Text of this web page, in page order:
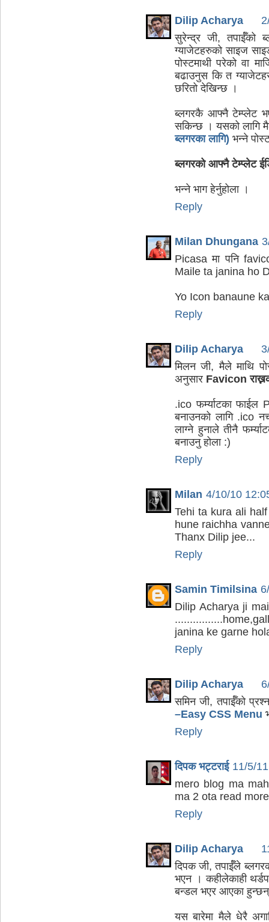
Dilip Acharya
सुरेन्द्र जी, तपाईँको
ग्याजेटहरुको साइज
पोस्टमाथी परेको वा
बढाउनुस कि त
छरितो देखिन्छ ।
ब्लगरकै आफ्नै टेम्प्लेट
सकिन्छ । यसको लागि
ब्लगरका लागि) भन्ने
ब्लगरको आफ्नै टेम्प्लेट
भन्ने भाग हेर्नुहोला ।
Reply
Milan Dhungana
Picasa मा पनि
Maile ta janina ho
Yo Icon banaune
Reply
Dilip Acharya
मिलन जी, मैले माथि
अनुसार Favicon
.ico फर्म्याटका फाईल
बनाउनको लागि .ico
लाग्ने हुनाले तीनै
बनाउनु होला :)
Reply
Milan 4/10/10
Tehi ta kura ali
hune raichha
Thanx Dilip jee...
Reply
Samin Timilsina
Dilip Acharya ji
janina ke garne
Reply
Dilip Acharya
समिन जी, तपाईँको
–Easy CSS Menu
Reply
दिपक भट्टराई 11/5/
mero blog ma
ma 2 ota read
Reply
Dilip Acharya
दिपक जी, तपाईँले
भएन । कहीलेकाही
बन्डल भएर आएका
यस बारेमा मैले धेरै